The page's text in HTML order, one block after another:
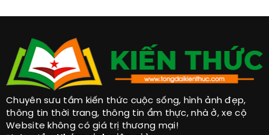
Chuyên sưu tầm kiến thức cuộc sống, hình ảnh đẹp,
thông tin thời trang, thông tin ẩm thực, nhà ở, xe cộ
Website không có giá trị thương mại!